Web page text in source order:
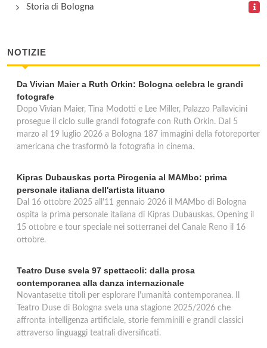
Via Carlo Alberto Pizzardi 17/A, Bologna
Storia di Bologna
NOTIZIE
Da Vivian Maier a Ruth Orkin: Bologna celebra le grandi
fotografe
Dopo Vivian Maier, Tina Modotti e Lee Miller, Palazzo Pallavicini
prosegue il ciclo sulle grandi fotografe con Ruth Orkin. Dal 5
marzo al 19 luglio 2026 a Bologna 187 immagini della fotoreporter
americana che trasformò la fotografia in cinema.
Kipras Dubauskas porta Pirogenia al MAMbo: prima
personale italiana dell'artista lituano
Dal 16 ottobre 2025 all'11 gennaio 2026 il MAMbo di Bologna
ospita la prima personale italiana di Kipras Dubauskas. Opening il
15 ottobre e tour speciale nei sotterranei del Canale Reno il 16
ottobre.
Teatro Duse svela 97 spettacoli: dalla prosa
contemporanea alla danza internazionale
Novantasette titoli per esplorare l'umanità contemporanea. Il
Teatro Duse di Bologna svela una stagione 2025/2026 che
affronta intelligenza artificiale, storie femminili e grandi classici
attraverso linguaggi teatrali diversificati.